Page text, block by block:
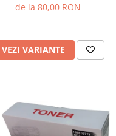
de la 80,00 RON
VEZI VARIANTE